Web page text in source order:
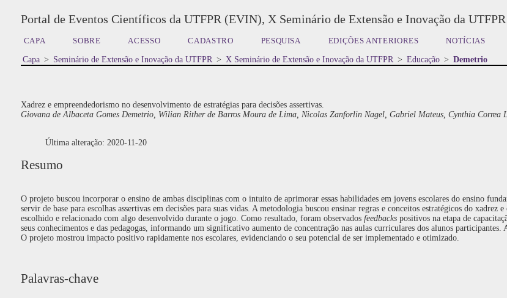
Portal de Eventos Científicos da UTFPR (EVIN), X Seminário de Extensão e Inovação da UTFPR
CAPA SOBRE ACESSO CADASTRO PESQUISA EDIÇÕES ANTERIORES NOTÍCIAS
Capa > Seminário de Extensão e Inovação da UTFPR > X Seminário de Extensão e Inovação da UTFPR > Educação > Demetrio
Xadrez e empreendedorismo no desenvolvimento de estratégias para decisões assertivas.
Giovana de Albaceta Gomes Demetrio, Wilian Rither de Barros Moura de Lima, Nicolas Zanforlin Nagel, Gabriel Mateus, Cynthia Correa
Última alteração: 2020-11-20
Resumo
O projeto buscou incorporar o ensino de ambas disciplinas com o intuito de aprimorar essas habilidades em jovens escolares do ensino
servir de base para escolhas assertivas em decisões para suas vidas. A metodologia buscou ensinar regras e conceitos estratégicos do
escolhido e relacionado com algo desenvolvido durante o jogo. Como resultado, foram observados feedbacks positivos na etapa de
seus conhecimentos e das pedagogas, informando um significativo aumento de concentração nas aulas curriculares dos alunos
O projeto mostrou impacto positivo rapidamente nos escolares, evidenciando o seu potencial de ser implementado e otimizado.
Palavras-chave